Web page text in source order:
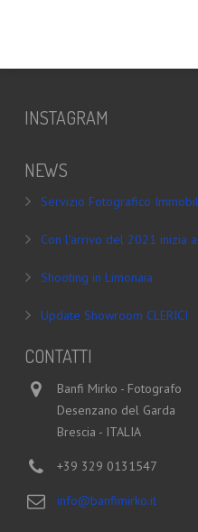
INSTAGRAM
NEWS
Servizio Fotografico
Con l’arrivo del 2021 inizia
Shooting in Limonaia
Update Showroom CLERICI
CONTATTI
Banfi Mirko - Fotografo
Desenzano del Garda
Brescia - ITALIA
+39 329 0131547
info@banfimirko.it